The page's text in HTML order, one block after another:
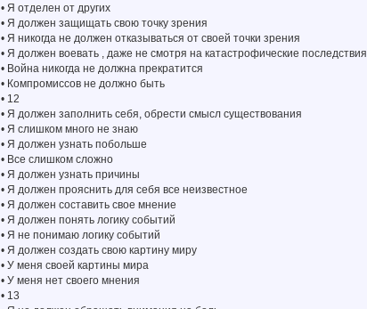
• Я отделен от других
• Я должен защищать свою точку зрения
• Я никогда не должен отказываться от своей точки зрения
• Я должен воевать , даже не смотря на катастрофические последствия
• Война никогда не должна прекратится
• Компромиссов не должно быть
• 12
• Я должен заполнить себя, обрести смысл существования
• Я слишком много не знаю
• Я должен узнать побольше
• Все слишком сложно
• Я должен узнать причины
• Я должен прояснить для себя все неизвестное
• Я должен составить свое мнение
• Я должен понять логику событий
• Я не понимаю логику событий
• Я должен создать свою картину миру
• У меня своей картины мира
• У меня нет своего мнения
• 13